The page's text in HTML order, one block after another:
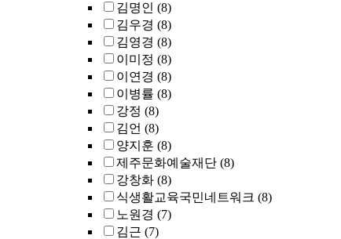
김명인 (8)
김우경 (8)
김영경 (8)
이미정 (8)
이연경 (8)
이병률 (8)
강정 (8)
김언 (8)
양지훈 (8)
제주문화예술재단 (8)
강창화 (8)
식생활교육국민네트워크 (8)
노원경 (7)
김근 (7)